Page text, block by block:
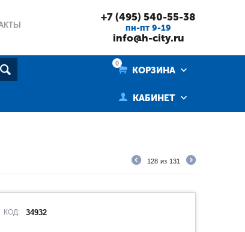
+7 (495) 540-55-38
пн-пт 9-19
info@h-city.ru
0
КОРЗИНА
КАБИНЕТ
128 из 131
КОД: 34932